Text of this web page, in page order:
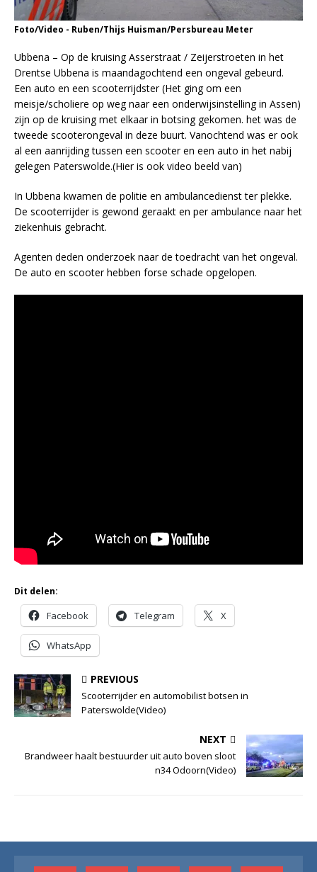
Foto/Video - Ruben/Thijs Huisman/Persbureau Meter
Ubbena – Op de kruising Asserstraat / Zeijerstroeten in het
Drentse Ubbena is maandagochtend een ongeval gebeurd.
Een auto en een scooterrijdster (Het ging om een
meisje/scholiere op weg naar een onderwijsinstelling in Assen)
zijn op de kruising met elkaar in botsing gekomen. het was de
tweede scooterongeval in deze buurt. Vanochtend was er ook
al een aanrijding tussen een scooter en een auto in het nabij
gelegen Paterswolde.(Hier is ook video beeld van)
In Ubbena kwamen de politie en ambulancedienst ter plekke.
De scooterrijder is gewond geraakt en per ambulance naar het
ziekenhuis gebracht.
Agenten deden onderzoek naar de toedracht van het ongeval.
De auto en scooter hebben forse schade opgelopen.
Dit delen:
Facebook Telegram X
WhatsApp
PREVIOUS
Scooterrijder en automobilist botsen in
Paterswolde(Video)
NEXT
Brandweer haalt bestuurder uit auto boven sloot
n34 Odoorn(Video)